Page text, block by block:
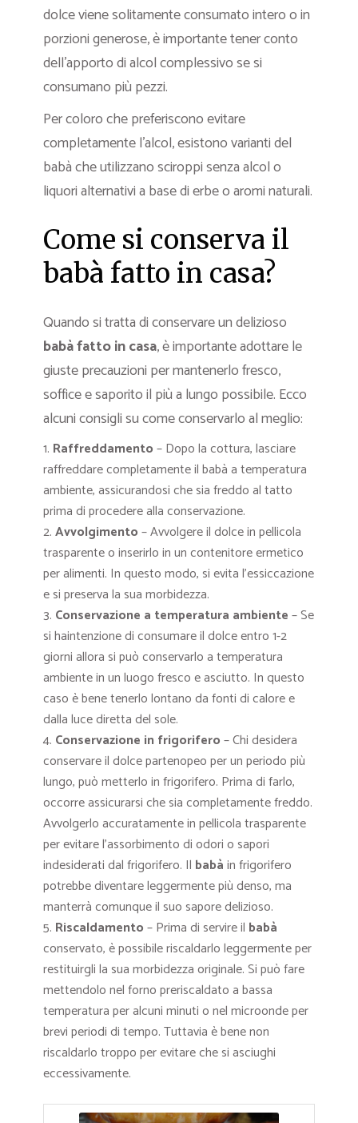
dolce viene solitamente consumato intero o in
porzioni generose, è importante tener conto
dell’apporto di alcol complessivo se si
consumano più pezzi.
Per coloro che preferiscono evitare
completamente l’alcol, esistono varianti del
babà che utilizzano sciroppi senza alcol o
liquori alternativi a base di erbe o aromi naturali.
Come si conserva il
babà fatto in casa?
Quando si tratta di conservare un delizioso
babà fatto in casa, è importante adottare le
giuste precauzioni per mantenerlo fresco,
soffice e saporito il più a lungo possibile. Ecco
alcuni consigli su come conservarlo al meglio:
Raffreddamento– Dopo la cottura, lasciare
raffreddare completamente il babà a temperatura
ambiente, assicurandosi che sia freddo al tatto
prima di procedere alla conservazione.
Avvolgimento– Avvolgere il dolce in pellicola
trasparente o inserirlo in un contenitore ermetico
per alimenti. In questo modo, si evita l’essiccazione
e si preserva la sua morbidezza.
Conservazione a temperatura ambiente– Se
si haintenzione di consumare il dolce entro 1-2
giorni allora si può conservarlo a temperatura
ambiente in un luogo fresco e asciutto. In questo
caso è bene tenerlo lontano da fonti di calore e
dalla luce diretta del sole.
Conservazione in frigorifero– Chi desidera
conservare il dolce partenopeo per un periodo più
lungo, può metterlo in frigorifero. Prima di farlo,
occorre assicurarsi che sia completamente freddo.
Avvolgerlo accuratamente in pellicola trasparente
per evitare l’assorbimento di odori o sapori
indesiderati dal frigorifero. Il babàin frigorifero
potrebbe diventare leggermente più denso, ma
manterrà comunque il suo sapore delizioso.
Riscaldamento– Prima di servire il babà
conservato, è possibile riscaldarlo leggermente per
restituirgli la sua morbidezza originale. Si può fare
mettendolo nel forno preriscaldato a bassa
temperatura per alcuni minuti o nel microonde per
brevi periodi di tempo. Tuttavia è bene non
riscaldarlo troppo per evitare che si asciughi
eccessivamente.